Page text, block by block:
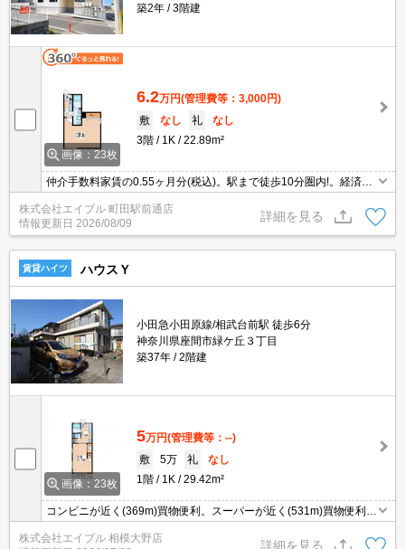
築2年
3階建
画像：23枚
6.2万円(管理費等：3,000円)
敷
なし 礼
なし
3階
1K 22.89m²
仲介手数料家賃の0.55ヶ月分(税込)。駅まで徒歩10分圏内!。経済的
トアへ632m。郵便局へ310m。利便立地で新生活スタート。
株式会社エイブル 町田駅前通店
情報更新日 2026/08/09
詳細を見る
賃貸ハイツ ハウスＹ
小田急小田原線/相武台前駅 徒歩6分
神奈川県座間市緑ケ丘３丁目
築37年
2階建
画像：23枚
5万円(管理費等：--)
敷
5万 礼
なし
1階
1K 29.42m²
コンビニが近く(369m)買物便利。スーパーが近く(531m)買物便利。
可。リフォーム後入居可。
株式会社エイブル 相模大野店
詳細を見る